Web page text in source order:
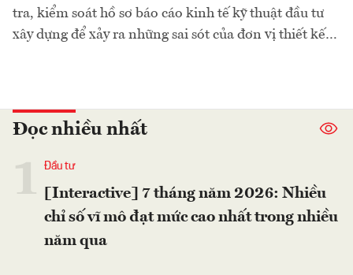
tra, kiểm soát hồ sơ báo cáo kinh tế kỹ thuật đầu tư
xây dựng để xảy ra những sai sót của đơn vị thiết kế…
Đọc nhiều nhất
Đầu tư
[Interactive] 7 tháng năm 2026: Nhiều
chỉ số vĩ mô đạt mức cao nhất trong nhiều
năm qua